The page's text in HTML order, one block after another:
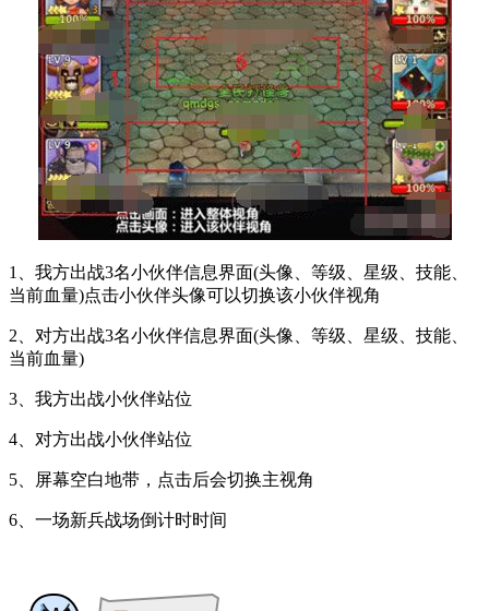
1、我方出战3名小伙伴信息界面(头像、等级、星级、技能、
当前血量)点击小伙伴头像可以切换该小伙伴视角
2、对方出战3名小伙伴信息界面(头像、等级、星级、技能、
当前血量)
3、我方出战小伙伴站位
4、对方出战小伙伴站位
5、屏幕空白地带，点击后会切换主视角
6、一场新兵战场倒计时时间